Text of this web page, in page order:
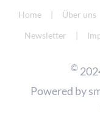
Home Über uns
Newsletter
©
Powered by